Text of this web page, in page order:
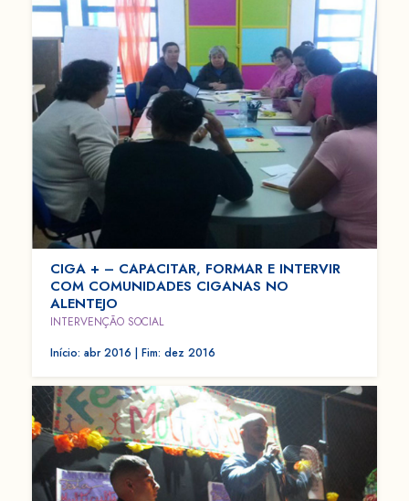
CIGA + – CAPACITAR, FORMAR E INTERVIR
COM COMUNIDADES CIGANAS NO
ALENTEJO
INTERVENÇÃO SOCIAL
Início: abr 2016 | Fim: dez 2016